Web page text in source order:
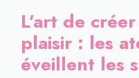
L’art de
plaisir : les
éveillent les